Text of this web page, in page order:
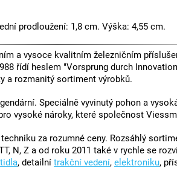
prodloužení: 1,8 cm. Výška: 4,55 cm.
a vysoce kvalitním železničním
řídí heslem "Vorsprung durch
a rozmanitý sortiment výrobků.
Speciálně vyvinutý pohon a
vysoké nároky, které společnost
za rozumné ceny. Rozsáhlý
N, Z a od roku 2011 také v rychle se
, detailní trakční vedení, elektroniku,